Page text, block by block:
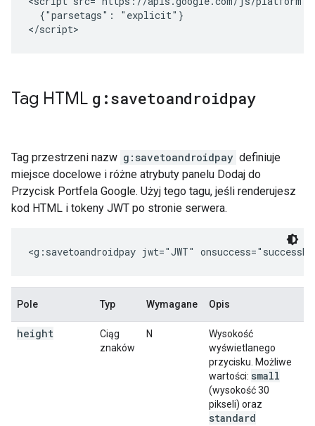
  {"parsetags": "explicit"}
</script>
Tag HTML g:savetoandroidpay
Tag przestrzeni nazw g:savetoandroidpay definiuje
miejsce docelowe i różne atrybuty panelu Dodaj do
Przycisk Portfela Google. Użyj tego tagu, jeśli renderujesz
kod HTML i tokeny JWT po stronie serwera.
<g:savetoandroidpay jwt="JWT"
Pole Typ Wymagane Opis
height
Ciąg
znaków
N
Wysokość
wyświetlanego
przycisku. Możliwe
wartości: small
(wysokość 30
pikseli) oraz
standard